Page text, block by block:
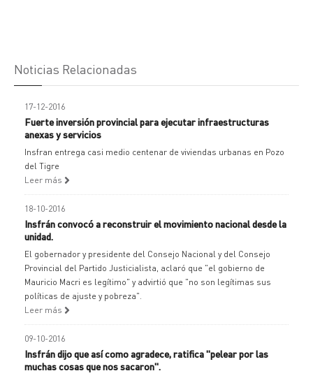
Noticias Relacionadas
17-12-2016
Fuerte inversión provincial para ejecutar infraestructuras
anexas y servicios
Insfran entrega casi medio centenar de viviendas urbanas en Pozo
del Tigre
Leer más
18-10-2016
Insfrán convocó a reconstruir el movimiento nacional desde la
unidad.
El gobernador y presidente del Consejo Nacional y del Consejo
Provincial del Partido Justicialista, aclaró que "el gobierno de
Mauricio Macri es legítimo" y advirtió que "no son legítimas sus
políticas de ajuste y pobreza".
Leer más
09-10-2016
Insfrán dijo que así como agradece, ratifica "pelear por las
muchas cosas que nos sacaron".